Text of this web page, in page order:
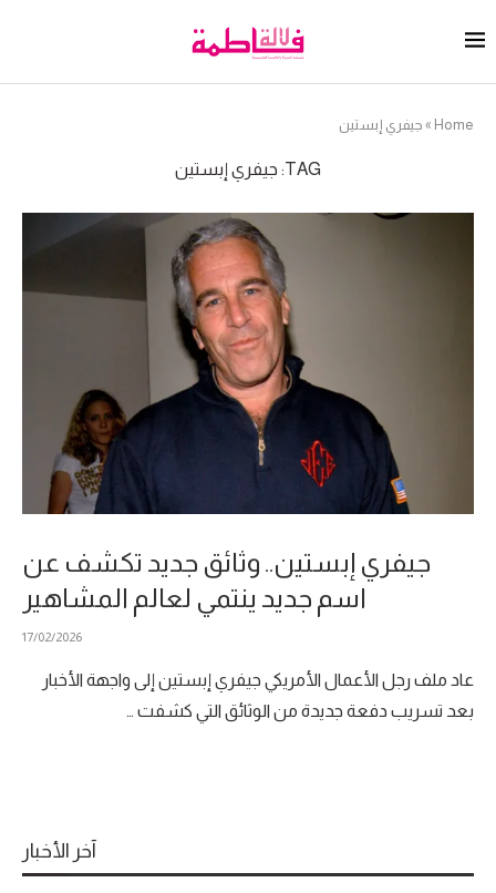
Home
» جيفري إبستين
TAG: جيفري إبستين
جيفري إبستين.. وثائق جديد تكشف عن
اسم جديد ينتمي لعالم المشاهير
17/02/2026
عاد ملف رجل الأعمال الأمريكي جيفري إبستين إلى واجهة الأخبار
بعد تسريب دفعة جديدة من الوثائق التي كشفت …
آخر الأخبار